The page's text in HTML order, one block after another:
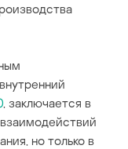
, заключается в
но только в